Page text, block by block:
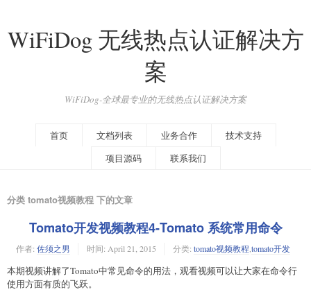
WiFiDog 无线热点认证解决方
案
WiFiDog-全球最专业的无线热点认证解决方案
首页 文档列表 业务合作
技术支持
项目源码
联系我们
分类 tomato视频教程 下的文章
Tomato开发视频教程4-Tomato 系统常用命令
作者: 佐须之男 时间: April 21, 2015 分类: tomato视频教程 tomato开发
本期视频讲解了Tomato中常见命令的用法，观看视频可以让大家在命令行
使用方面有质的飞跃。